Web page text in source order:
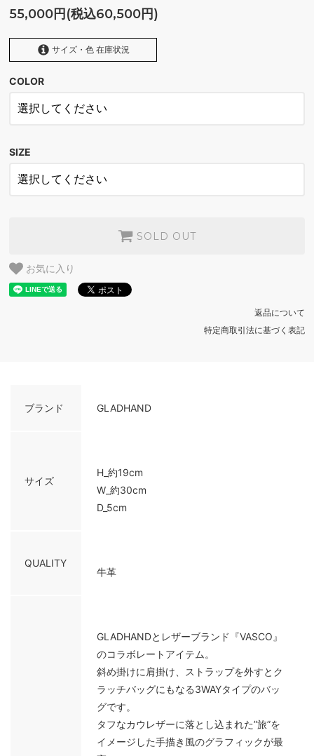
55,000円(税込60,500円)
サイズ・色 在庫状況
COLOR
SIZE
SOLD OUT
お気に入り
返品について
特定商取引法に基づく表記
ブランド GLADHAND
サイズ
H_約19cm
W_約30cm
D_5cm
QUALITY
牛革
GLADHANDとレザーブランド『VASCO』
のコラボレートアイテム。
斜め掛けに肩掛け、ストラップを外すとク
ラッチバッグにもなる3WAYタイプのバッ
グです。
タフなカウレザーに落とし込まれた”旅”を
イメージした手描き風のグラフィックが最